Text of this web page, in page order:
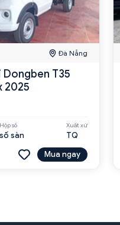
Đà Nẵng
T35
2025
Hộp số
số sàn
Xuất xứ
TQ
Mua ngay